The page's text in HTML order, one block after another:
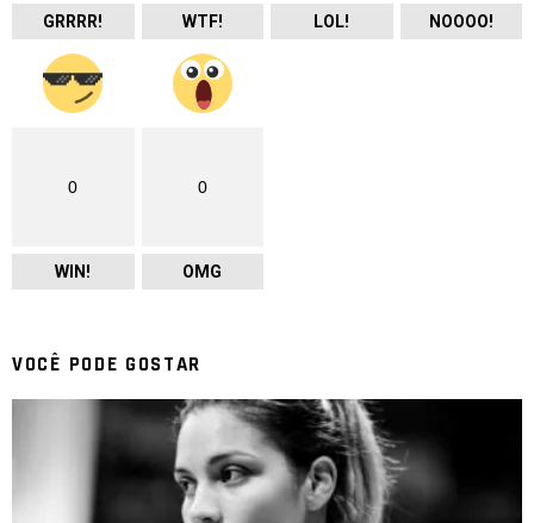
GRRRR! WTF! LOL! NOOOO!
0
WIN!
0
OMG
VOCÊ PODE GOSTAR